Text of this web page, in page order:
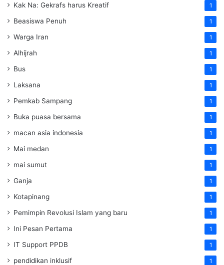
Kak Na: Gekrafs harus Kreatif 1
Beasiswa Penuh 1
Warga Iran 1
Alhijrah 1
Bus 1
Laksana 1
Pemkab Sampang 1
Buka puasa bersama 1
macan asia indonesia 1
Mai medan 1
mai sumut 1
Ganja 1
Kotapinang 1
Pemimpin Revolusi Islam yang baru 1
Ini Pesan Pertama 1
IT Support PPDB 1
pendidikan inklusif 1